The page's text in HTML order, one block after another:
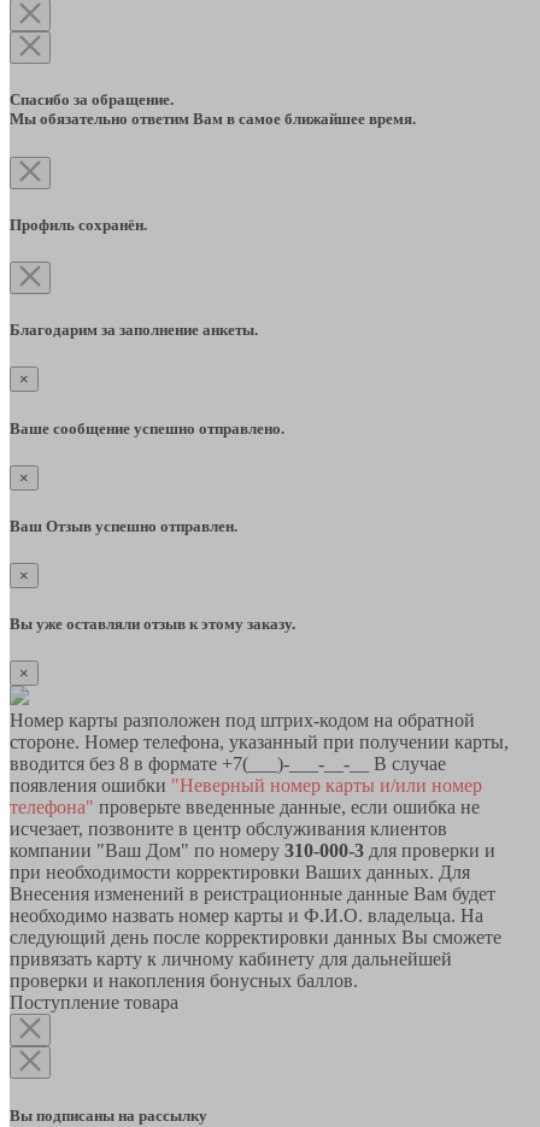
Спасибо за обращение.
Мы обязательно ответим Вам в самое ближайшее время.
Профиль сохранён.
Благодарим за заполнение анкеты.
×
Ваше сообщение успешно отправлено.
×
Ваш Отзыв успешно отправлен.
×
Вы уже оставляли отзыв к этому заказу.
×
Номер карты разположен под штрих-кодом на обратной
стороне. Номер телефона, указанный при получении карты,
вводится без 8 в формате +7(___)-___-__-__ В случае
появления ошибки "Неверный номер карты и/или номер
телефона" проверьте введенные данные, если ошибка не
исчезает, позвоните в центр обслуживания клиентов
компании "Ваш Дом" по номеру 310-000-3 для проверки и
при необходимости корректировки Ваших данных. Для
Внесения изменений в реистрационные данные Вам будет
необходимо назвать номер карты и Ф.И.О. владельца. На
следующий день после корректировки данных Вы сможете
привязать карту к личному кабинету для дальнейшей
проверки и накопления бонусных баллов.
Поступление товара
Вы подписаны на рассылку